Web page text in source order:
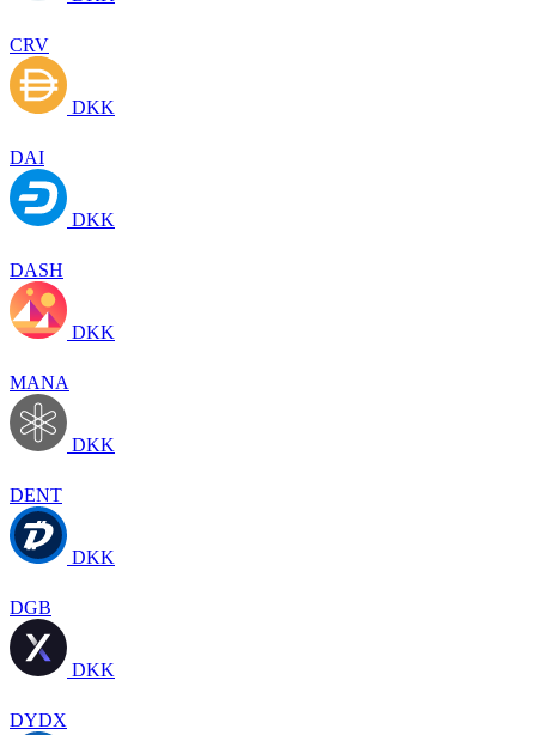
CRV
DKK
DAI
DKK
DASH
DKK
MANA
DKK
DENT
DKK
DGB
DKK
DYDX